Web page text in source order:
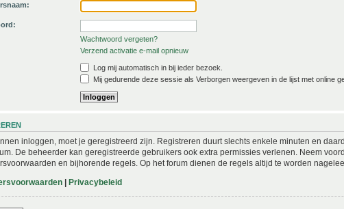
Wachtwoord vergeten?
Verzend activatie e-mail opnieuw
Log mij automatisch in bij ieder bezoek.
Mij gedurende deze sessie als Verborgen weergeven in de lijst met online
inloggen, moet je geregistreerd zijn. Registreren duurt slechts enkele minuten en
De beheerder kan geregistreerde gebruikers ook extra permissies verlenen. Neem
en bijhorende regels. Op het forum dienen de regels altijd te worden
| Privacybeleid